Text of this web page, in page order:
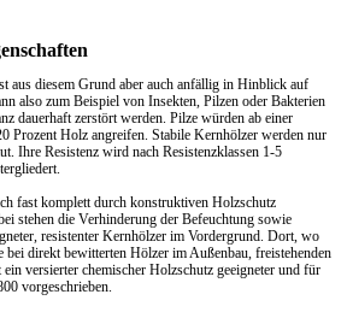
aus diesem Grund aber auch anfällig in Hinblick auf
also zum Beispiel von Insekten, Pilzen oder Bakterien
dauerhaft zerstört werden. Pilze würden ab einer
Prozent Holz angreifen. Stabile Kernhölzer werden nur
Ihre Resistenz wird nach Resistenzklassen 1-5
fast komplett durch konstruktiven Holzschutz
stehen die Verhinderung der Befeuchtung sowie
resistenter Kernhölzer im Vordergrund. Dort, wo
bei direkt bewitterten Hölzer im Außenbau, freistehenden
versierter chemischer Holzschutz geeigneter und für
vorgeschrieben.